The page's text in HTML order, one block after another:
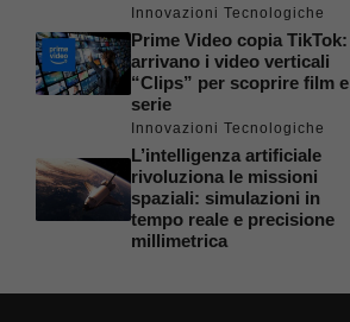
Innovazioni Tecnologiche
Prime Video copia TikTok:
arrivano i video verticali
“Clips” per scoprire film e
serie
Innovazioni Tecnologiche
L’intelligenza artificiale
rivoluziona le missioni
spaziali: simulazioni in
tempo reale e precisione
millimetrica